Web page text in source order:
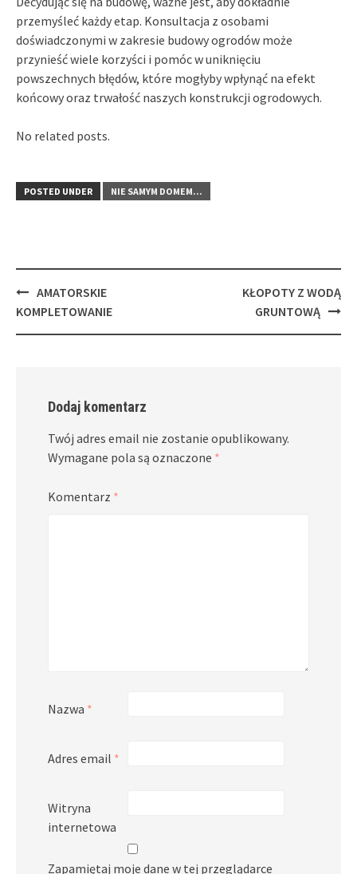
przemyśleć każdy etap. Konsultacja z osobami
doświadczonymi w zakresie budowy ogrodów może
przynieść wiele korzyści i pomóc w uniknięciu
powszechnych błędów, które mogłyby wpłynąć na efekt
końcowy oraz trwałość naszych konstrukcji ogrodowych.
No related posts.
POSTED UNDER NIE SAMYM DOMEM...
Post
navigation
AMATORSKIE
KOMPLETOWANIE
KŁOPOTY Z WODĄ
GRUNTOWĄ
Dodaj komentarz
Twój adres email nie zostanie opublikowany.
Wymagane pola są oznaczone *
Komentarz *
Nazwa *
Adres email *
Witryna
internetowa
Zapamiętaj moje dane w tej przeglądarce